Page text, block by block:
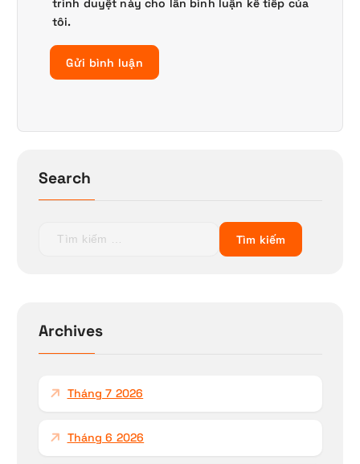
trình duyệt này cho lần bình luận kế tiếp của
tôi.
Search
ế
m
Archives
Tháng 7 2026
Tháng 6 2026